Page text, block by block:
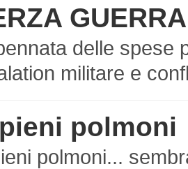
delle spese
militare e
polmoni
polmoni...